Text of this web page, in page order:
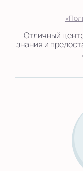
Отличный
знания и